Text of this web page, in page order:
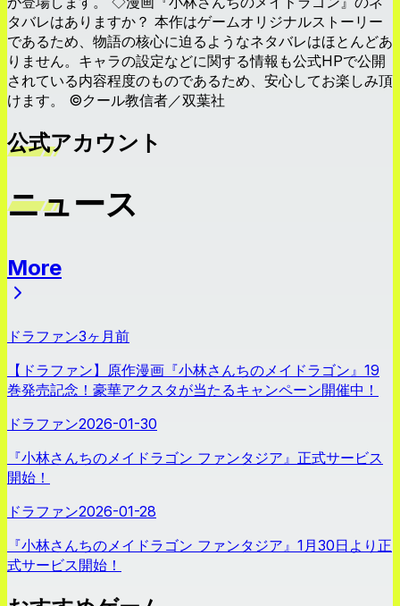
タバレはありますか？ 本作はゲームオリジナルストーリー
であるため、物語の核心に迫るようなネタバレはほとんどあ
りません。キャラの設定などに関する情報も公式HPで公開
されている内容程度のものであるため、安心してお楽しみ頂
けます。 ©クール教信者／双葉社
公式アカウント
ニュース
More
ドラファン3ヶ月前
【ドラファン】原作漫画『小林さんちのメイドラゴン』19
巻発売記念！豪華アクスタが当たるキャンペーン開催中！
ドラファン2026-01-30
『小林さんちのメイドラゴン ファンタジア』正式サービス
開始！
ドラファン2026-01-28
『小林さんちのメイドラゴン ファンタジア』1月30日より正
式サービス開始！